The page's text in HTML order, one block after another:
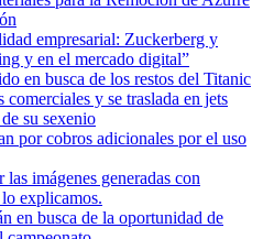
empresarial: Zuckerberg y
y en el mercado digital”
en busca de los restos del Titanic
y se traslada en jets
su sexenio
por cobros adicionales por el uso
las imágenes generadas con
explicamos.
en busca de la oportunidad de